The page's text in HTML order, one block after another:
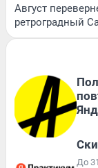
Август
ретроградный
До